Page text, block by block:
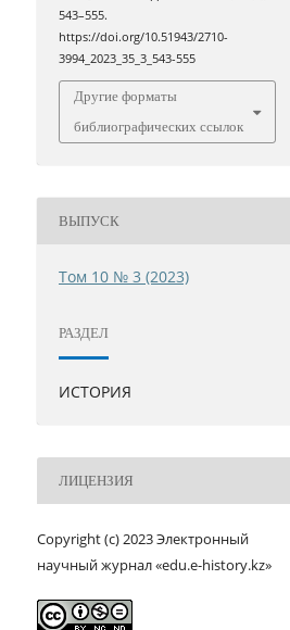
543–555.
https://doi.org/10.51943/2710-
3994_2023_35_3_543-555
Другие форматы
библиографических ссылок
ВЫПУСК
Том 10 № 3 (2023)
РАЗДЕЛ
ИСТОРИЯ
ЛИЦЕНЗИЯ
Copyright (c) 2023 Электронный
научный журнал «edu.e-history.kz»